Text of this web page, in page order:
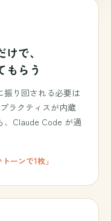
で、
もらう
振り回される必要は
ラクティスが内蔵
、Claude Code が適
ーンで1枚」